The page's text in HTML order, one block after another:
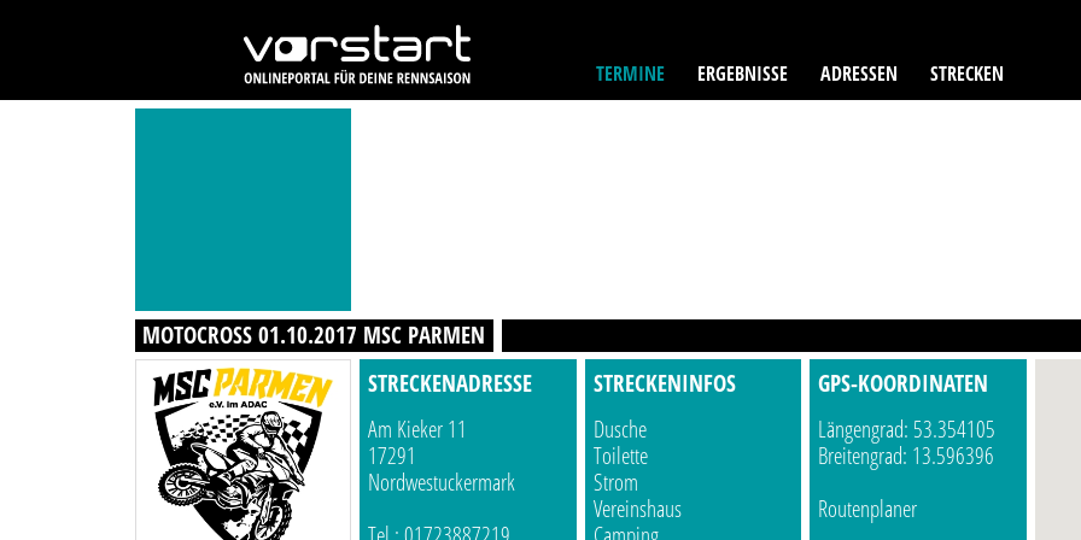
TERMINE ERGEBNISSE ADRESSEN STRECKEN
MOTOCROSS 01.10.2017 MSC PARMEN
STRECKENADRESSE
Am Kieker 11
17291
Nordwestuckermark
STRECKENINFOS
Dusche
Toilette
Strom
Vereinshaus
GPS-KOORDINATEN
Längengrad: 53.354105
Breitengrad: 13.596396
Routenplaner